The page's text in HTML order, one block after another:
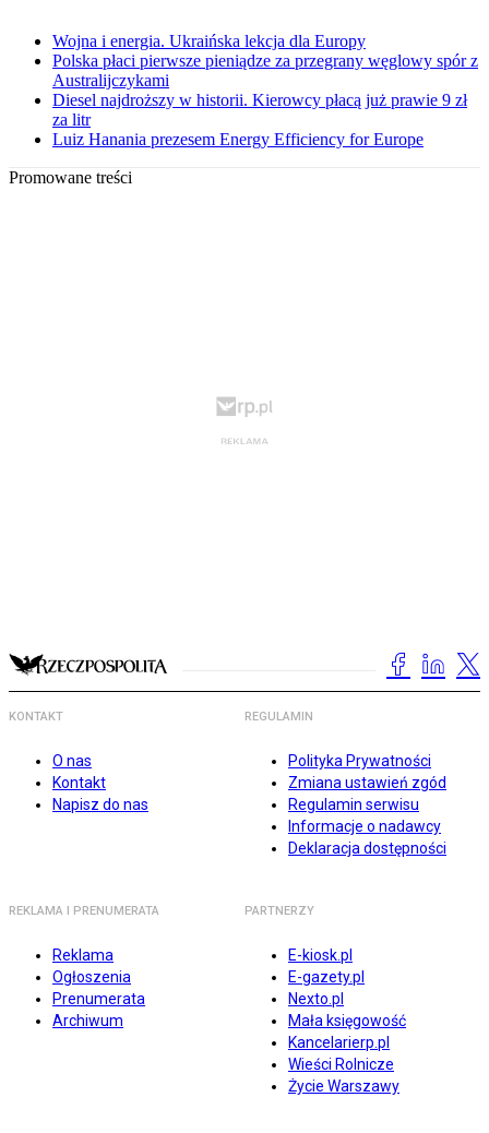
Wojna i energia. Ukraińska lekcja dla Europy
Polska płaci pierwsze pieniądze za przegrany węglowy spór z
Australijczykami
Diesel najdroższy w historii. Kierowcy płacą już prawie 9 zł
za litr
Luiz Hanania prezesem Energy Efficiency for Europe
Promowane treści
KONTAKT
O nas
Kontakt
Napisz do nas
REGULAMIN
Polityka Prywatności
Zmiana ustawień zgód
Regulamin serwisu
Informacje o nadawcy
Deklaracja dostępności
REKLAMA I PRENUMERATA
Reklama
Ogłoszenia
Prenumerata
Archiwum
PARTNERZY
E-kiosk.pl
E-gazety.pl
Nexto.pl
Mała księgowość
Kancelarierp.pl
Wieści Rolnicze
Życie Warszawy